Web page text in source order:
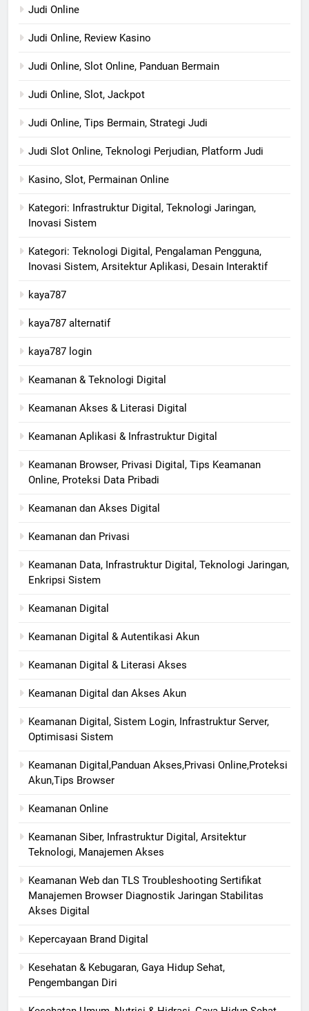
Judi Online
Judi Online, Review Kasino
Judi Online, Slot Online, Panduan Bermain
Judi Online, Slot, Jackpot
Judi Online, Tips Bermain, Strategi Judi
Judi Slot Online, Teknologi Perjudian, Platform Judi
Kasino, Slot, Permainan Online
Kategori: Infrastruktur Digital, Teknologi Jaringan,
Inovasi Sistem
Kategori: Teknologi Digital, Pengalaman Pengguna,
Inovasi Sistem, Arsitektur Aplikasi, Desain Interaktif
kaya787
kaya787 alternatif
kaya787 login
Keamanan & Teknologi Digital
Keamanan Akses & Literasi Digital
Keamanan Aplikasi & Infrastruktur Digital
Keamanan Browser, Privasi Digital, Tips Keamanan
Online, Proteksi Data Pribadi
Keamanan dan Akses Digital
Keamanan dan Privasi
Keamanan Data, Infrastruktur Digital, Teknologi Jaringan,
Enkripsi Sistem
Keamanan Digital
Keamanan Digital & Autentikasi Akun
Keamanan Digital & Literasi Akses
Keamanan Digital dan Akses Akun
Keamanan Digital, Sistem Login, Infrastruktur Server,
Optimisasi Sistem
Keamanan Digital,Panduan Akses,Privasi Online,Proteksi
Akun,Tips Browser
Keamanan Online
Keamanan Siber, Infrastruktur Digital, Arsitektur
Teknologi, Manajemen Akses
Keamanan Web dan TLS Troubleshooting Sertifikat
Manajemen Browser Diagnostik Jaringan Stabilitas
Akses Digital
Kepercayaan Brand Digital
Kesehatan & Kebugaran, Gaya Hidup Sehat,
Pengembangan Diri